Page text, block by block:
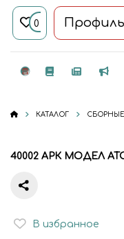
0 Профиль
КАТАЛОГ
40002 АРК МОДЕЛ
В избранное